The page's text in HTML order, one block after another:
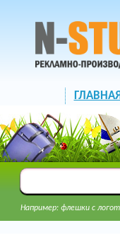
ГЛАВНАЯ
Например: флешки с